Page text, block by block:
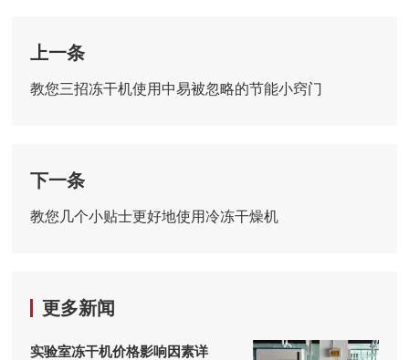
上一条
教您三招冻干机使用中易被忽略的节能小窍门
下一条
教您几个小贴士更好地使用冷冻干燥机
更多新闻
实验室冻干机价格影响因素详